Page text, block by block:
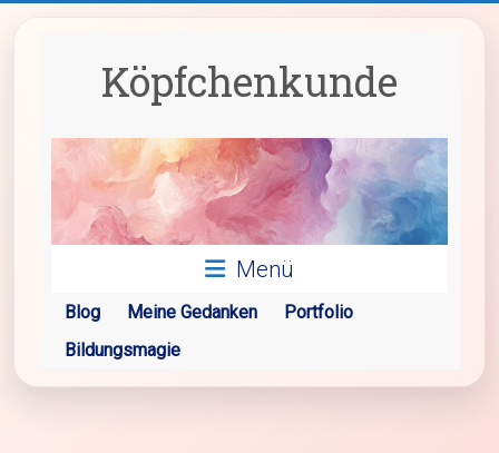
Köpfchenkunde
Menü
Blog Meine Gedanken
Portfolio
Bildungsmagie